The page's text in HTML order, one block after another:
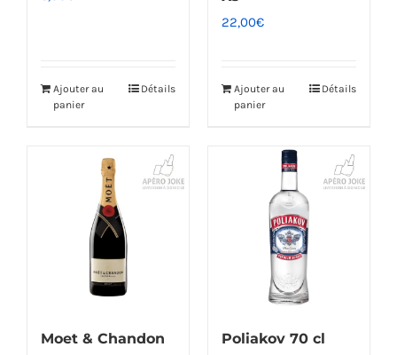
Ajouter au
panier
Détails
22,00€
Ajouter au
panier
Détails
Moet & Chandon
Poliakov 70 cl